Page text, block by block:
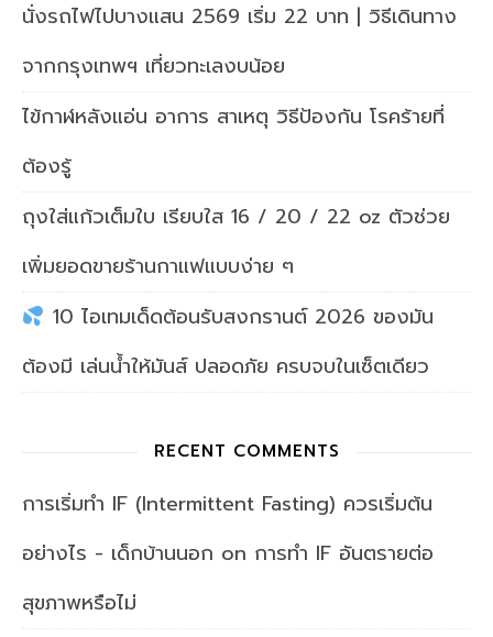
นั่งรถไฟไปบางแสน 2569 เริ่ม 22 บาท | วิธีเดินทาง
จากกรุงเทพฯ เที่ยวทะเลงบน้อย
ไข้กาฬหลังแอ่น อาการ สาเหตุ วิธีป้องกัน โรคร้ายที่
ต้องรู้
ถุงใส่แก้วเต็มใบ เรียบใส 16 / 20 / 22 oz ตัวช่วย
เพิ่มยอดขายร้านกาแฟแบบง่าย ๆ
10 ไอเทมเด็ดต้อนรับสงกรานต์ 2026 ของมัน
ต้องมี เล่นน้ำให้มันส์ ปลอดภัย ครบจบในเซ็ตเดียว
RECENT COMMENTS
การเริ่มทำ IF (Intermittent Fasting) ควรเริ่มต้น
อย่างไร - เด็กบ้านนอก on การทำ IF อันตรายต่อ
สุขภาพหรือไม่